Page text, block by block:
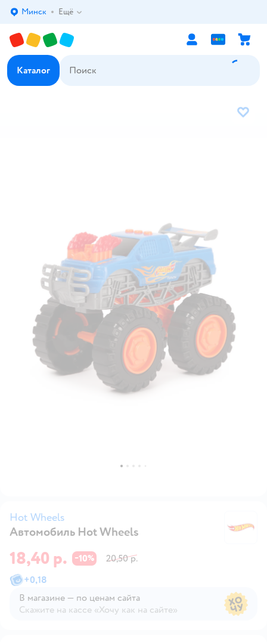
Выбор адреса доставки.
Минск Ещё
Каталог
В
Hot Wheels
Автомобиль Hot Wheels
18,40 р. −10%
20,50 р.
+0,18
В магазине — по ценам сайта
Скажите на кассе «Хочу как на сайте»